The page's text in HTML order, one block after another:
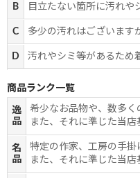
B 目立たない箇所に汚れや
C 多少の汚れはございます
D 汚れやシミ等があるため
商品ランク一覧
逸
品
希少なお品物や、数多く
また、それに準じた当
名
品
特定の作家、工房の手
また、それに準じた当